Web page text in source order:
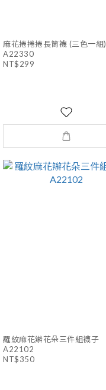
麻花捲捲捲長筒襪 (三色一組)
A22330
NT$299
羅紋麻花辮花朵三件組襪子
A22102
NT$350